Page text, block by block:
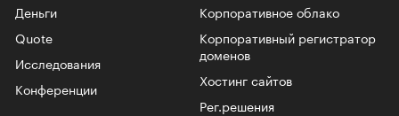
Корпоративное облако
Корпоративный регистратор
доменов
Хостинг сайтов
Рег.решения
Деньги
Quote
Исследования
Конференции